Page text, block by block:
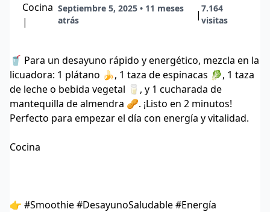
Cocina
|
Septiembre 5, 2025 • 11 meses
atrás
| 7.164
visitas
🥤 Para un desayuno rápido y energético, mezcla en la
licuadora: 1 plátano 🍌, 1 taza de espinacas 🥬, 1 taza
de leche o bebida vegetal 🥛, y 1 cucharada de
mantequilla de almendra 🥜. ¡Listo en 2 minutos!
Perfecto para empezar el día con energía y vitalidad.
Cocina
👉 #Smoothie #DesayunoSaludable #Energía